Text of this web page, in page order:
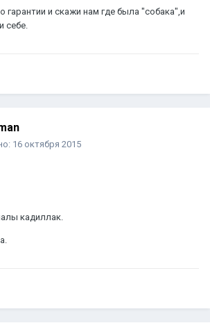
гарантии и скажи нам где была "собака",и
себе.
16 октября 2015
кадиллак.